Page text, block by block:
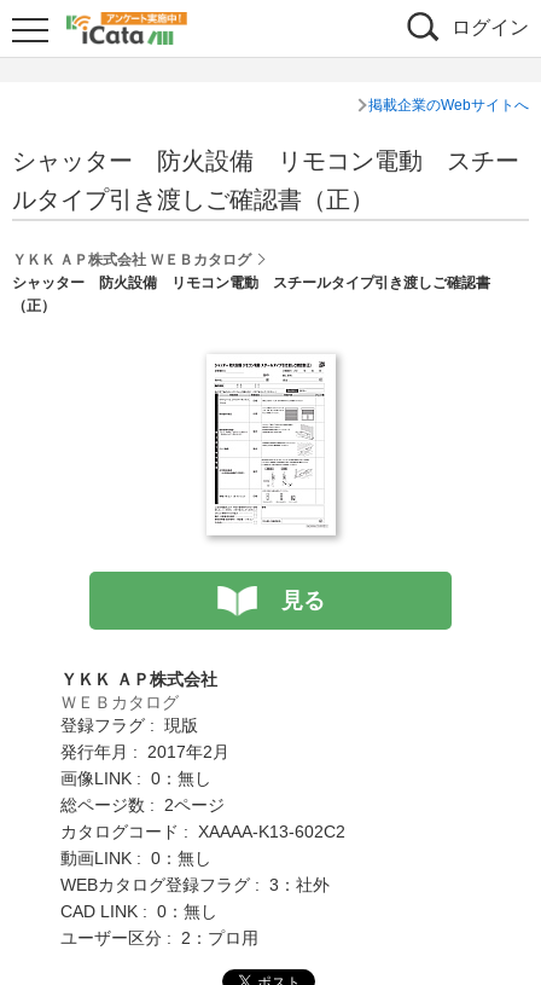
ログイン
掲載企業のWebサイトへ
シャッター 防火設備 リモコン電動 スチー
ルタイプ引き渡しご確認書（正）
ＹＫＫ ＡＰ株式会社 ＷＥＢカタログ
シャッター 防火設備 リモコン電動 スチールタイプ引き渡しご確認書
（正）
見る
ＹＫＫ ＡＰ株式会社
ＷＥＢカタログ
登録フラグ : 現版
発行年月 : 2017年2月
画像LINK : 0：無し
総ページ数 : 2ページ
カタログコード : XAAAA-K13-602C2
動画LINK : 0：無し
WEBカタログ登録フラグ : 3：社外
CAD LINK : 0：無し
ユーザー区分 : 2：プロ用